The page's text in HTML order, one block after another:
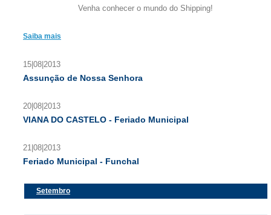
Venha conhecer o mundo do Shipping!
Saiba mais
15|08|2013
Assunção de Nossa Senhora
20|08|2013
VIANA DO CASTELO - Feriado Municipal
21|08|2013
Feriado Municipal - Funchal
Setembro